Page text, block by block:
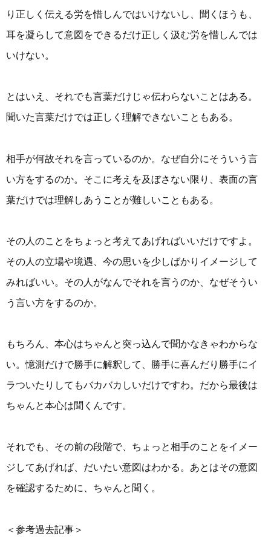
り正しく伝える労を惜しんではいけないし、聞くほうも、
耳を凝らして意図をできるだけ正しく汲む労を惜しんでは
いけない。
とはいえ、それでも言葉だけじゃ伝わらないことはある。
聞いた言葉だけでは正しく理解できないこともある。
相手が何故それを言っているのか。なぜ自分にそういう言
い方をするのか。そこに考えを及ぼさない限り、表面の言
葉だけでは理解しあうことが難しいこともある。
その人のことをちょっと考えてあげればいいだけですよ。
その人の立場や境遇、今の思いを少しばかりイメージして
みればいい。その人がなんでそれを言うのか、なぜそうい
う言い方をするのか。
もちろん、本心はちゃんと突っ込んで聞かなきゃわからな
い。憶測だけで勝手に解釈して、勝手に喜んだり勝手にイ
ラついたりしてもバカバカしいだけですわ。だから最後は
ちゃんと本心は聞くんです。
それでも、その前の段階で、ちょっと相手のことをイメー
ジしてあげれば、だいたい意図はわかる。あとはその意図
を確認するために、ちゃんと聞く。
＜参考過去記事＞